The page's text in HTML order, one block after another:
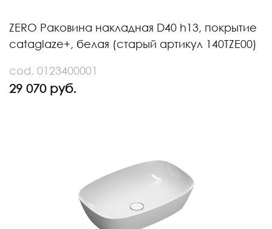
ZERO Раковина накладная D40 h13, покрытие
cataglaze+, белая (старый артикул 140TZE00)
cod. 0123400001
29 070 руб.